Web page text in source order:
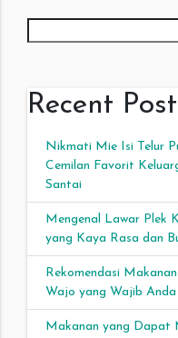
Recent
Nikmati Mie Isi Telur
Cemilan Favorit
Santai
Mengenal Lawar Plek
yang Kaya Rasa dan
Rekomendasi
Wajo yang Wajib
Makanan yang Dapat